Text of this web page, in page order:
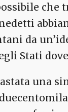
che
da
Stati
una